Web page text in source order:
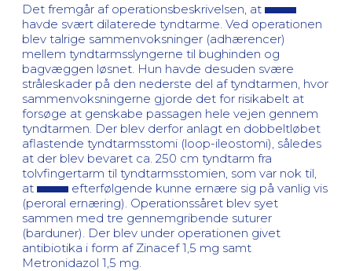
Det fremgår af operationsbeskrivelsen, at
havde svært dilaterede tyndtarme. Ved operationen
blev talrige sammenvoksninger (adhærencer)
mellem tyndtarmsslyngerne til bughinden og
bagvæggen løsnet. Hun havde desuden svære
stråleskader på den nederste del af tyndtarmen, hvor
sammenvoksningerne gjorde det for risikabelt at
forsøge at genskabe passagen hele vejen gennem
tyndtarmen. Der blev derfor anlagt en dobbeltløbet
aflastende tyndtarmsstomi (loop-ileostomi), således
at der blev bevaret ca. 250 cm tyndtarm fra
tolvfingertarm til tyndtarmsstomien, som var nok til,
at
efterfølgende kunne ernære sig på vanlig vis
(peroral ernæring). Operationssåret blev syet
sammen med tre gennemgribende suturer
(barduner). Der blev under operationen givet
antibiotika i form af Zinacef 1,5 mg samt
Metronidazol 1,5 mg.